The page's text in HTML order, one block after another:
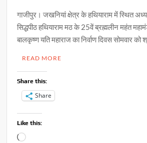
गाजीपुर। जखनियां क्षेत्र के हथियाराम में स्थित
सिद्धपीठ हथियाराम मठ के 25वें ब्रह्मलीन महंत
बालकृष्ण यति महाराज का निर्वाण दिवस सोमवार को
READ MORE
Share this:
Share
Like this:
Loading…